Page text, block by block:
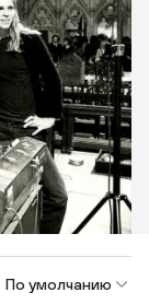
По умолчанию